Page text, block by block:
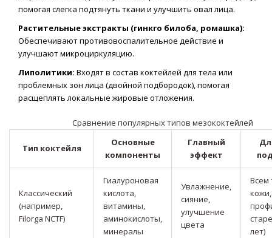
помогая слегка подтянуть ткани и улучшить овал лица.
Растительные экстракты (гинкго билоба, ромашка):
Обеспечивают противовоспалительное действие и
улучшают микроциркуляцию.
Липолитики: Входят в состав коктейлей для тела или
проблемных зон лица (двойной подбородок), помогая
расщеплять локальные жировые отложения.
Сравнение популярных типов мезококтейлей
Тип коктейля
Основные
компоненты
Главный
эффект
Классический
(например,
Filorga NCTF)
Гиалуроновая
кислота,
витамины,
аминокислоты,
минералы
Увлажнение,
сияние,
улучшение
цвета
Всем
кожи,
лет)